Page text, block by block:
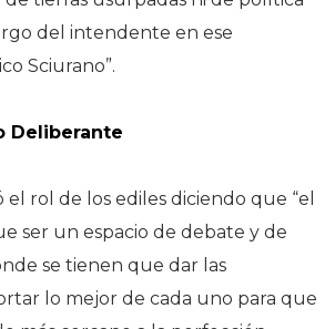
del intendente en ese
Sciurano”.
Deliberante
el rol de los ediles diciendo que “el
ser un espacio de debate y de
se tienen que dar las
lo mejor de cada uno para que